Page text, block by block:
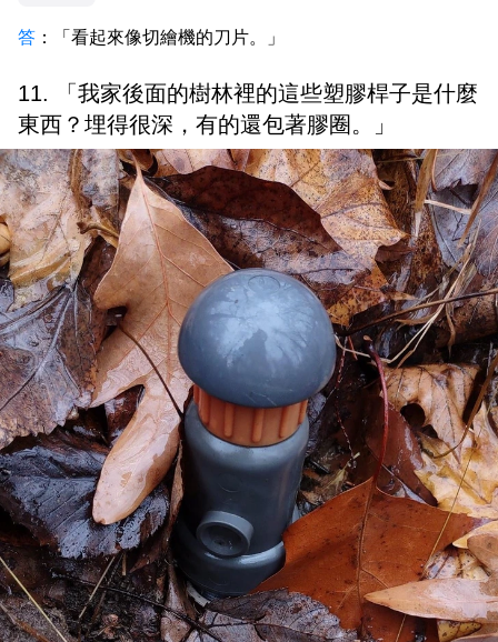
答 ：「看起來像切繪機的刀片。」
11. 「我家後面的樹林裡的這些塑膠桿子是什麼
東西？埋得很深，有的還包著膠圈。」